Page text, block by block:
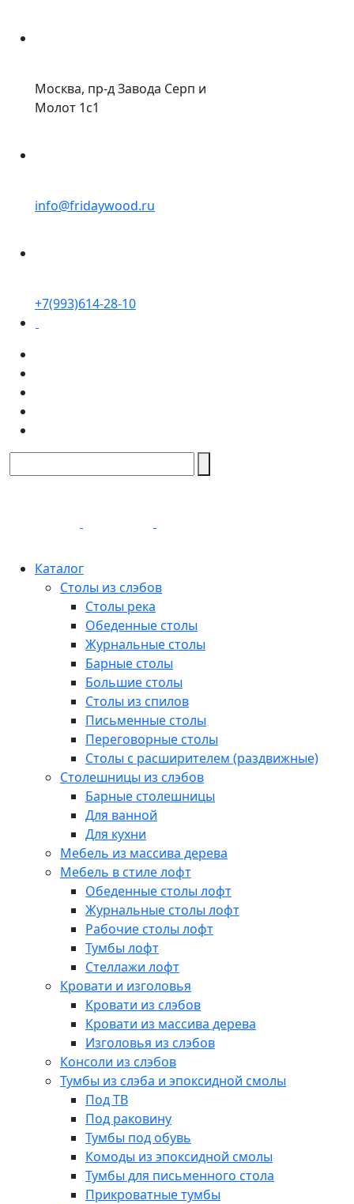
Москва, пр-д Завода Серп и
Молот 1с1
info@fridaywood.ru
+7(993)614-28-10
Каталог
Столы из слэбов
Столы река
Обеденные столы
Журнальные столы
Барные столы
Большие столы
Столы из спилов
Письменные столы
Переговорные столы
Столы с расширителем (раздвижные)
Столешницы из слэбов
Барные столешницы
Для ванной
Для кухни
Мебель из массива дерева
Мебель в стиле лофт
Обеденные столы лофт
Журнальные столы лофт
Рабочие столы лофт
Тумбы лофт
Стеллажи лофт
Кровати и изголовья
Кровати из слэбов
Кровати из массива дерева
Изголовья из слэбов
Консоли из слэбов
Тумбы из слэба и эпоксидной смолы
Под ТВ
Под раковину
Тумбы под обувь
Комоды из эпоксидной смолы
Тумбы для письменного стола
Прикроватные тумбы